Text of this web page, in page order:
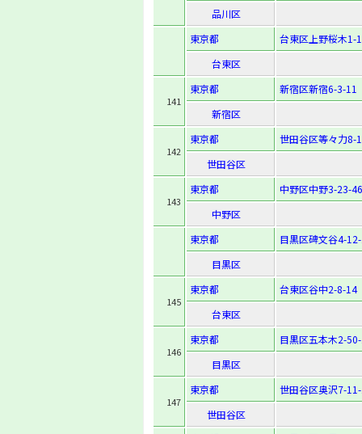
品川区
東京都
台東区上野桜木1-
台東区
141
東京都
新宿区新宿6-3-11
新宿区
142
東京都
世田谷区等々力8-
世田谷区
143
東京都
中野区中野3-23-46
中野区
東京都
目黒区碑文谷4-
目黒区
145
東京都
台東区谷中2-8-14
台東区
146
東京都
目黒区五本木2-
目黒区
147
東京都
世田谷区奥沢7-
世田谷区